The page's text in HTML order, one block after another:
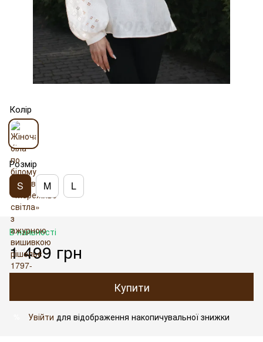
Колір
Розмір
S M L
В наявності
1 499 грн
Купити
Увійти для відображення накопичувальної знижки